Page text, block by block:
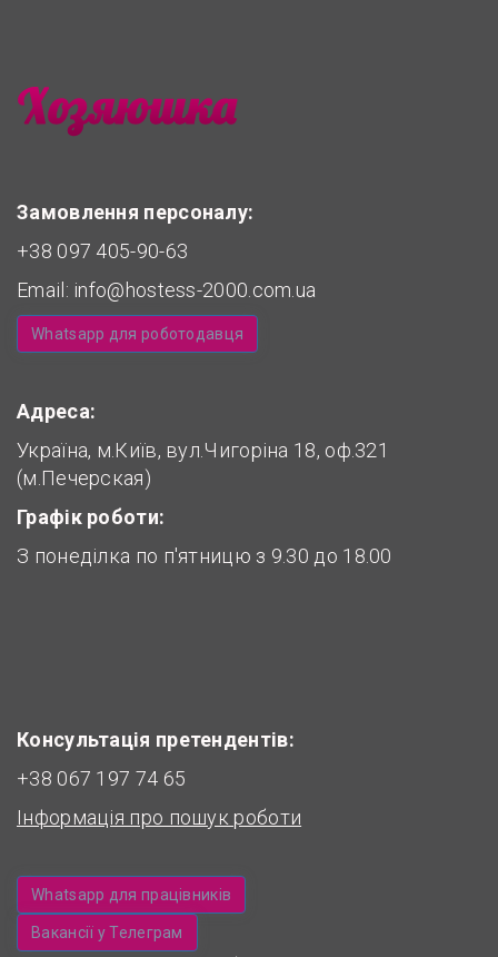
Замовлення персоналу:
+38 097 405-90-63
Email: info@hostess-2000.com.ua
Whatsapp для роботодавця
Адреса:
Україна, м.Київ, вул.Чигоріна 18, оф.321
(м.Печерская)
Графік роботи:
З понеділка по п'ятницю з 9.30 до 18.00
Консультація претендентів:
+38 067 197 74 65
Інформація про пошук роботи
Whatsapp для працівників
Вакансії у Телеграм